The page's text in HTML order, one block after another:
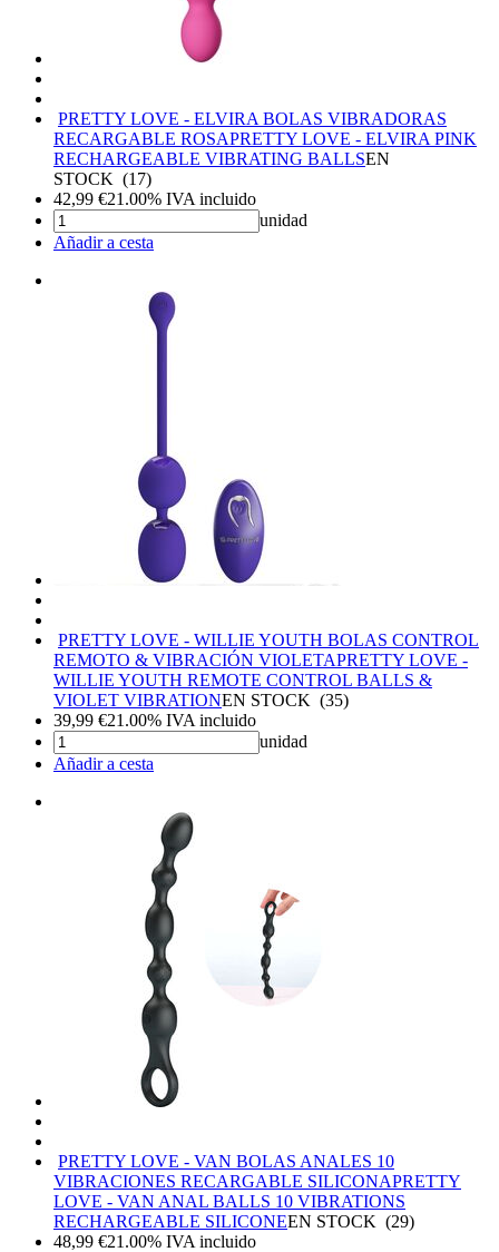
PRETTY LOVE - ELVIRA BOLAS VIBRADORAS
RECARGABLE ROSAPRETTY LOVE - ELVIRA PINK
RECHARGEABLE VIBRATING BALLSEN
STOCK (17)
42,99 €21.00% IVA incluido
unidad
Añadir a cesta
PRETTY LOVE - WILLIE YOUTH BOLAS CONTROL
REMOTO & VIBRACIÓN VIOLETAPRETTY LOVE -
WILLIE YOUTH REMOTE CONTROL BALLS &
VIOLET VIBRATIONEN STOCK (35)
39,99 €21.00% IVA incluido
unidad
Añadir a cesta
PRETTY LOVE - VAN BOLAS ANALES 10
VIBRACIONES RECARGABLE SILICONAPRETTY
LOVE - VAN ANAL BALLS 10 VIBRATIONS
RECHARGEABLE SILICONEEN STOCK (29)
48,99 €21.00% IVA incluido